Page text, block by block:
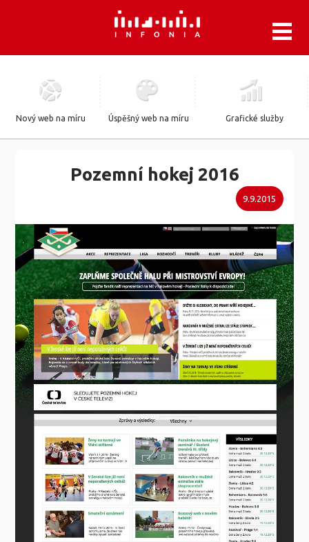
Pozemní hokej 2016
9.9.2015
Nový web na míru Úspěšný web na míru Grafické služby